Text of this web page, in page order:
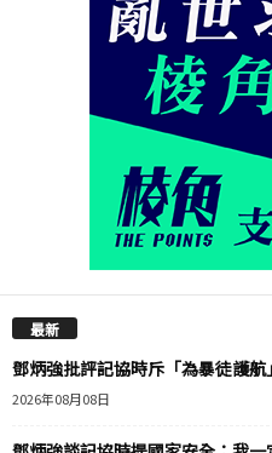
最新
鄧炳強批評記協時斥「為暴徒護
2026年08月08日